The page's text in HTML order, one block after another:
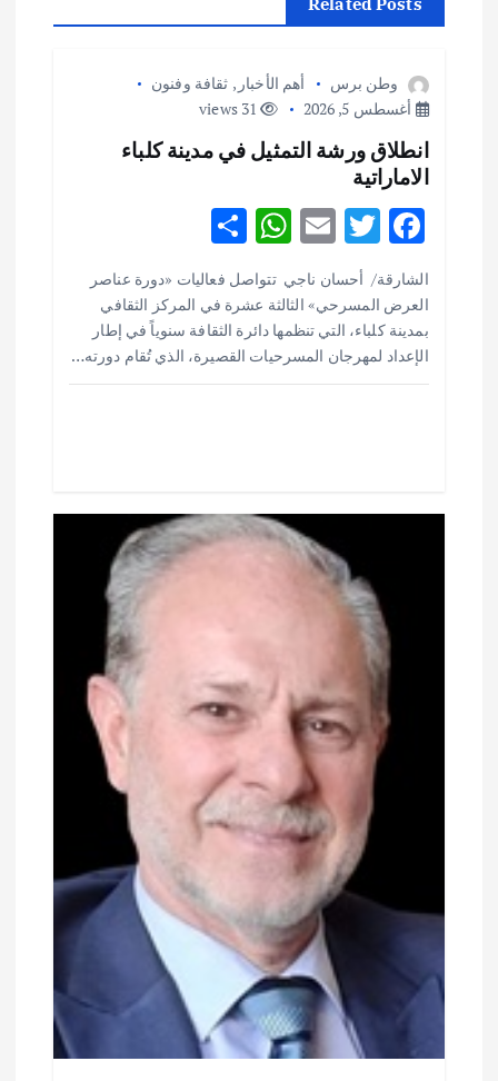
ت
وطن برس أهم الأخبار , ثقافة وفنون
أغسطس 5, 2026
31 views
انطلاق ورشة التمثيل في مدينة كلباء
الاماراتية
F
ac
e
b
o
T
w
it
te
r
E
ai
l
W
h
at
s
A
h
ar
e
الشارقة/ أحسان ناجي تتواصل فعاليات «دورة عناصر
العرض المسرحي» الثالثة عشرة في المركز الثقافي
بمدينة كلباء، التي تنظمها دائرة الثقافة سنوياً في إطار
الإعداد لمهرجان المسرحيات القصيرة، الذي تُقام دورته…